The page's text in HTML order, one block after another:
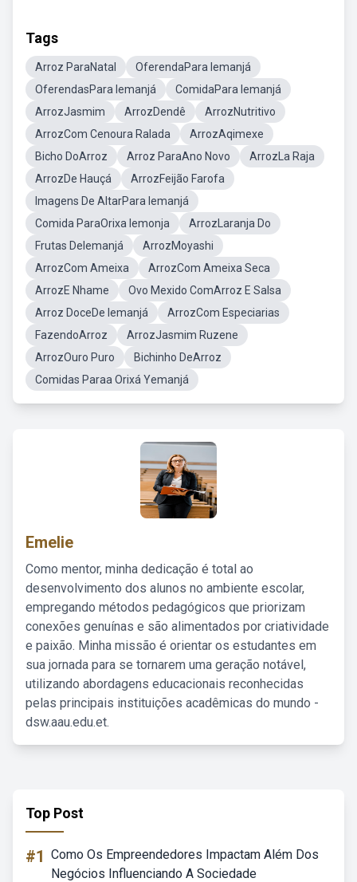
Tags
Arroz ParaNatal
OferendaPara Iemanjá
OferendasPara Iemanjá
ComidaPara Iemanjá
ArrozJasmim
ArrozDendê
ArrozNutritivo
ArrozCom Cenoura Ralada
ArrozAqimexe
Bicho DoArroz
Arroz ParaAno Novo
ArrozLa Raja
ArrozDe Hauçá
ArrozFeijão Farofa
Imagens De AltarPara Iemanjá
Comida ParaOrixa Iemonja
ArrozLaranja Do
Frutas DeIemanjá
ArrozMoyashi
ArrozCom Ameixa
ArrozCom Ameixa Seca
ArrozE Nhame
Ovo Mexido ComArroz E Salsa
Arroz DoceDe Iemanjá
ArrozCom Especiarias
FazendoArroz
ArrozJasmim Ruzene
ArrozOuro Puro
Bichinho DeArroz
Comidas Paraa Orixá Yemanjá
Emelie
Como mentor, minha dedicação é total ao
desenvolvimento dos alunos no ambiente escolar,
empregando métodos pedagógicos que priorizam
conexões genuínas e são alimentados por criatividade
e paixão. Minha missão é orientar os estudantes em
sua jornada para se tornarem uma geração notável,
utilizando abordagens educacionais reconhecidas
pelas principais instituições acadêmicas do mundo -
dsw.aau.edu.et.
Top Post
#1 Como Os Empreendedores Impactam Além Dos
Negócios Influenciando A Sociedade